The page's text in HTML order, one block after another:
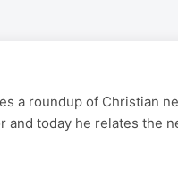
a roundup of Christian
today he relates the